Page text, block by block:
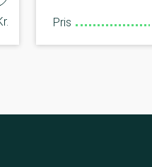
Pris